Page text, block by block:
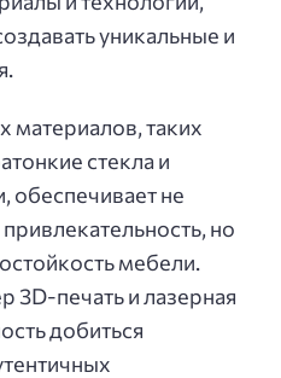
уникальные и
материалов, таких
стекла и
обеспечивает не
но
мебели.
3D-печать и лазерная
добиться